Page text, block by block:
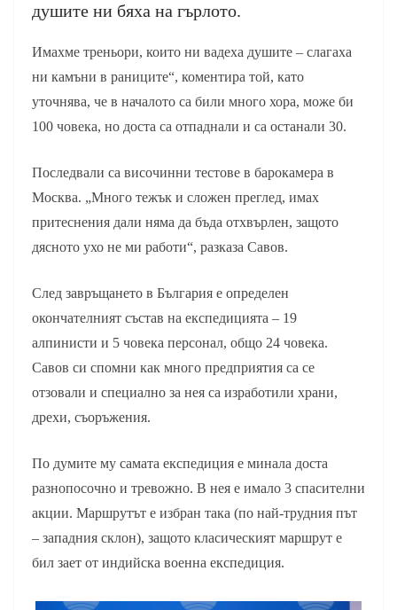
душите ни бяха на гърлото.
Имахме треньори, които ни вадеха душите – слагаха
ни камъни в раниците“, коментира той, като
уточнява, че в началото са били много хора, може би
100 човека, но доста са отпаднали и са останали 30.
Последвали са височинни тестове в барокамера в
Москва. „Много тежък и сложен преглед, имах
притеснения дали няма да бъда отхвърлен, защото
дясното ухо не ми работи“, разказа Савов.
След завръщането в България е определен
окончателният състав на експедицията – 19
алпинисти и 5 човека персонал, общо 24 човека.
Савов си спомни как много предприятия са се
отзовали и специално за нея са изработили храни,
дрехи, съоръжения.
По думите му самата експедиция е минала доста
разнопосочно и тревожно. В нея е имало 3 спасителни
акции. Маршрутът е избран така (по най-трудния път
– западния склон), защото класическият маршрут е
бил зает от индийска военна експедиция.